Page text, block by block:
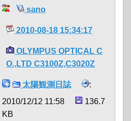
sano
2010-08-18 15:34:17
OLYMPUS OPTICAL C
O.,LTD C3100Z,C3020Z
太陽観測日誌
:
2010/12/12 11:58
136.7
KB